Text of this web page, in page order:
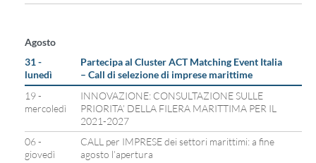
Agosto
31 -
lunedì
Partecipa al Cluster ACT Matching Event Italia
– Call di selezione di imprese marittime
19 -
mercoledì
INNOVAZIONE: CONSULTAZIONE SULLE
PRIORITA’ DELLA FILERA MARITTIMA PER IL
2021-2027
06 -
giovedì
CALL per IMPRESE dei settori marittimi: a fine
agosto l’apertura